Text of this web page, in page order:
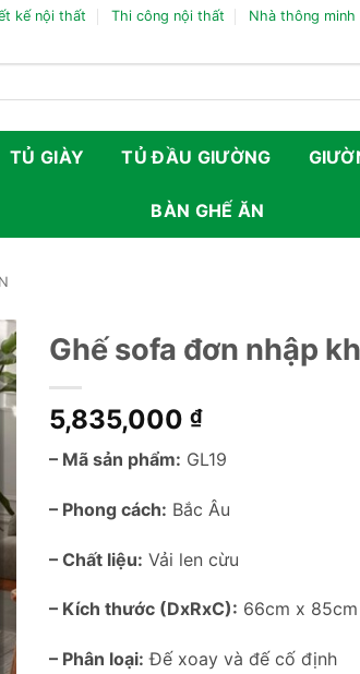
kế nội thất Thi công nội thất Nhà thông minh
TỦ GIÀY TỦ ĐẦU GIƯỜNG
BÀN GHẾ ĂN
Ghế sofa đơn nhập
5,835,000 ₫
– Mã sản phẩm: GL19
– Phong cách: Bắc Âu
– Chất liệu: Vải len cừu
– Kích thước (DxRxC): 66cm x
– Phân loại: Đế xoay và đế cố định